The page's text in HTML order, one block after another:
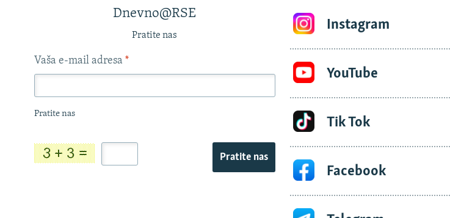
Dnevno@RSE
Pratite nas
Vaša e-mail adresa *
Pratite nas
Pratite nas
Instagram
YouTube
Tik Tok
Facebook